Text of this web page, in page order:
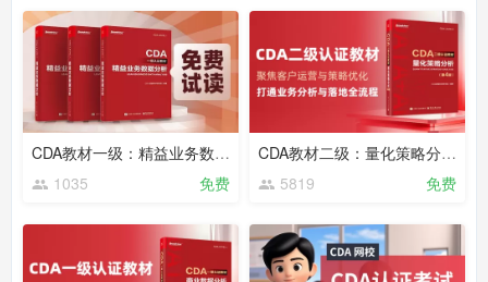
CDA教材一级：精益业务数据分析（2023）
1035
免费
CDA教材二级：量化策略分析（2025）
5819
免费